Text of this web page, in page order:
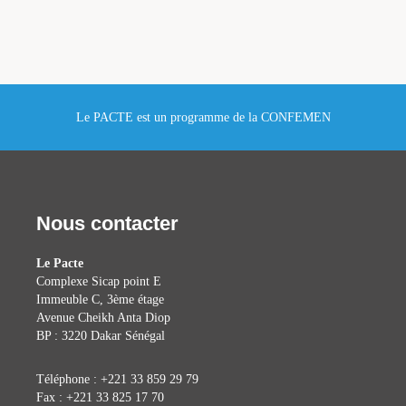
Le PACTE est un programme de la CONFEMEN
Nous contacter
Le Pacte
Complexe Sicap point E
Immeuble C, 3ème étage
Avenue Cheikh Anta Diop
BP : 3220 Dakar Sénégal
Téléphone : +221 33 859 29 79
Fax : +221 33 825 17 70